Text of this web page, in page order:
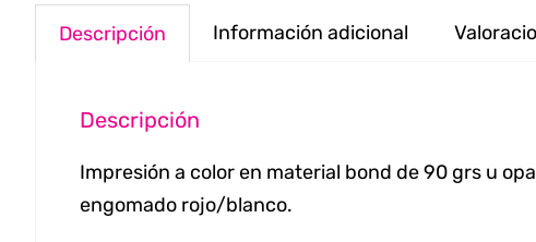
Descripción Información adicional
Descripción
Impresión a color en material bond de 90 grs u
engomado rojo/blanco.